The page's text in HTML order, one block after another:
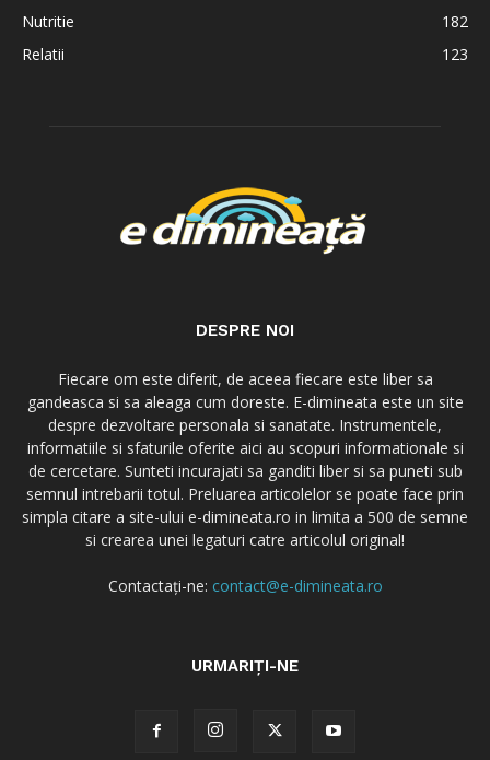
Nutritie
182
Relatii
123
DESPRE NOI
Fiecare om este diferit, de aceea fiecare este liber sa
gandeasca si sa aleaga cum doreste. E-dimineata este un site
despre dezvoltare personala si sanatate. Instrumentele,
informatiile si sfaturile oferite aici au scopuri informationale si
de cercetare. Sunteti incurajati sa ganditi liber si sa puneti sub
semnul intrebarii totul. Preluarea articolelor se poate face prin
simpla citare a site-ului e-dimineata.ro in limita a 500 de semne
si crearea unei legaturi catre articolul original!
Contactați-ne: contact@e-dimineata.ro
URMARIȚI-NE